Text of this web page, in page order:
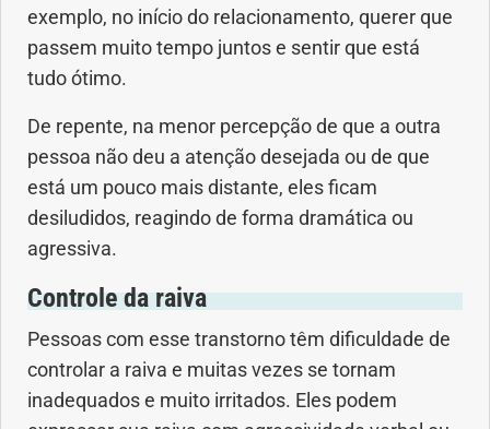
exemplo, no início do relacionamento, querer que
passem muito tempo juntos e sentir que está
tudo ótimo.
De repente, na menor percepção de que a outra
pessoa não deu a atenção desejada ou de que
está um pouco mais distante, eles ficam
desiludidos, reagindo de forma dramática ou
agressiva.
Controle da raiva
Pessoas com esse transtorno têm dificuldade de
controlar a raiva e muitas vezes se tornam
inadequados e muito irritados. Eles podem